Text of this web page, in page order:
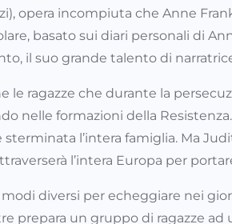
opera incompiuta che Anne
basato sui diari personali di
il suo grande talento di
le ragazze che durante la
nelle formazioni della
sterminata l’intera famiglia. Ma
l’intera Europa per
modi diversi per echeggiare nei
prepara un gruppo di ragazze